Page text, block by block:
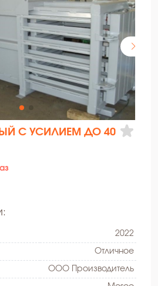
С УСИЛИЕМ ДО 40
2022
Oтличное
ООО Производитель